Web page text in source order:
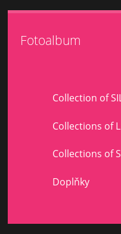
Fotoalbum
Collection of
Collections of
Collections of
Doplňky